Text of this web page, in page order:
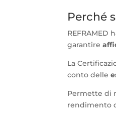
Perché
REFRAMED
garantire
La
conto delle
Permette di
rendimento